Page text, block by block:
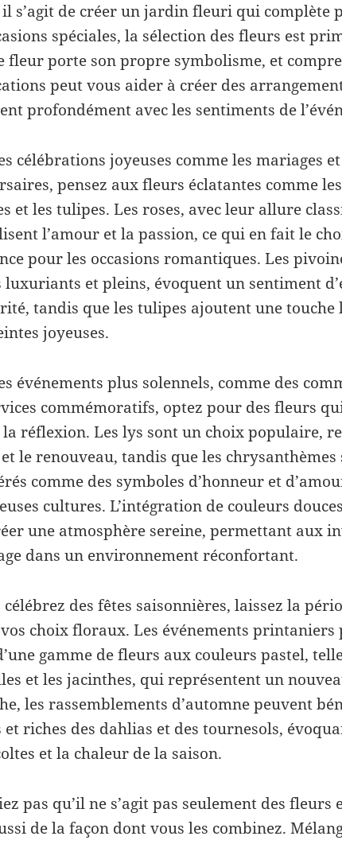
il s’agit de créer un jardin fleuri qui complète
spéciales, la sélection des fleurs est
fleur porte son propre symbolisme, et
peut vous aider à créer des
profondément avec les sentiments de
célébrations joyeuses comme les mariages
pensez aux fleurs éclatantes comme
et les tulipes. Les roses, avec leur allure
l’amour et la passion, ce qui en fait le
pour les occasions romantiques. Les
luxuriants et pleins, évoquent un sentiment
tandis que les tulipes ajoutent une touche
joyeuses.
événements plus solennels, comme des
commémoratifs, optez pour des fleurs
réflexion. Les lys sont un choix populaire,
le renouveau, tandis que les chrysanthèmes
comme des symboles d’honneur et
cultures. L’intégration de couleurs
une atmosphère sereine, permettant aux
dans un environnement réconfortant.
célébrez des fêtes saisonnières, laissez la
choix floraux. Les événements printaniers
gamme de fleurs aux couleurs pastel,
et les jacinthes, qui représentent un
les rassemblements d’automne peuvent
et riches des dahlias et des tournesols,
et la chaleur de la saison.
pas qu’il ne s’agit pas seulement des fleurs
de la façon dont vous les combinez.